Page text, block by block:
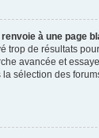
à une page
trop de résultats
avancée et
sélection des